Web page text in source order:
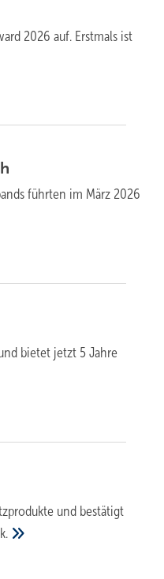
2026 auf. Erstmals ist
führten im März 2026
bietet jetzt 5 Jahre
und bestätigt